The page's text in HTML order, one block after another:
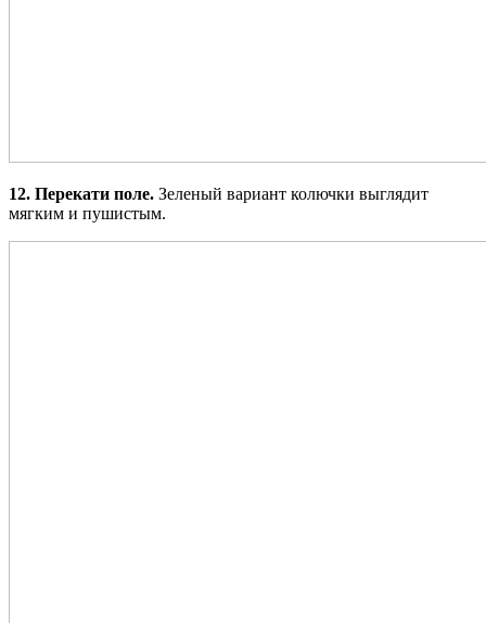
12. Перекати поле. Зеленый вариант колючки выглядит
мягким и пушистым.